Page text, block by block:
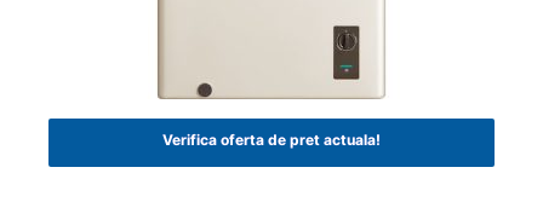
Verifica oferta de pret actuala!